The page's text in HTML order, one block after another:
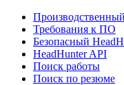
Требования к ПО
Безопасный
HeadHunter API
Поиск работы
Поиск по резюме